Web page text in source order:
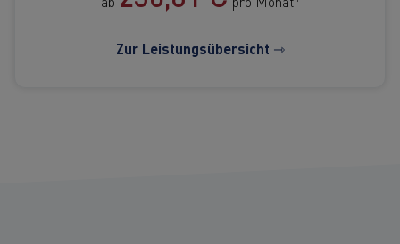
Zur Leistungsübersicht ⇾